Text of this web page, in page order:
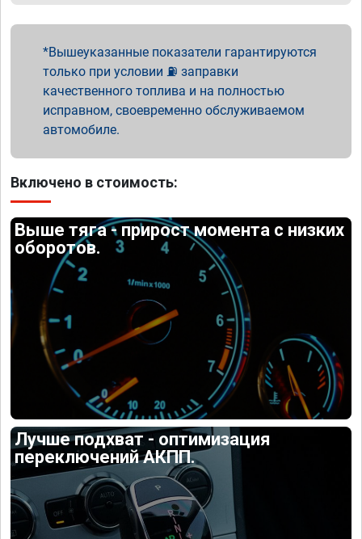
Вышеуказанные показатели гарантируются
только при условии ⛽ заправки
качественного топлива и на полностью
исправном, своевременно обслуживаемом
автомобиле.
Включено в стоимость:
Выше тяга - прирост момента с низких
оборотов.
Лучше подхват - оптимизация
переключений АКПП.